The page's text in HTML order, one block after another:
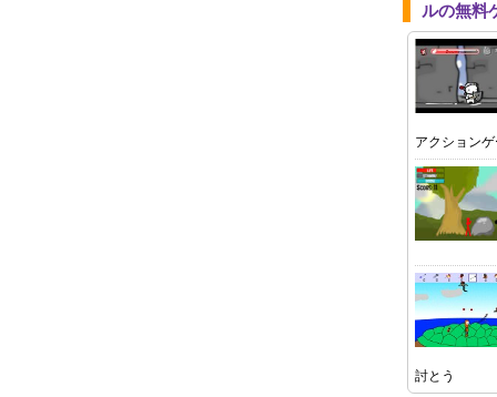
ルの無料
アクション
討とう